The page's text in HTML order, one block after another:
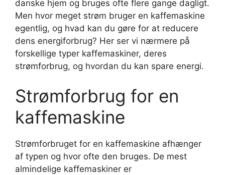
danske hjem og bruges ofte flere gange dagligt.
Men hvor meget strøm bruger en kaffemaskine
egentlig, og hvad kan du gøre for at reducere
dens energiforbrug? Her ser vi nærmere på
forskellige typer kaffemaskiner, deres
strømforbrug, og hvordan du kan spare energi.
Strømforbrug for en
kaffemaskine
Strømforbruget for en kaffemaskine afhænger
af typen og hvor ofte den bruges. De mest
almindelige kaffemaskiner er